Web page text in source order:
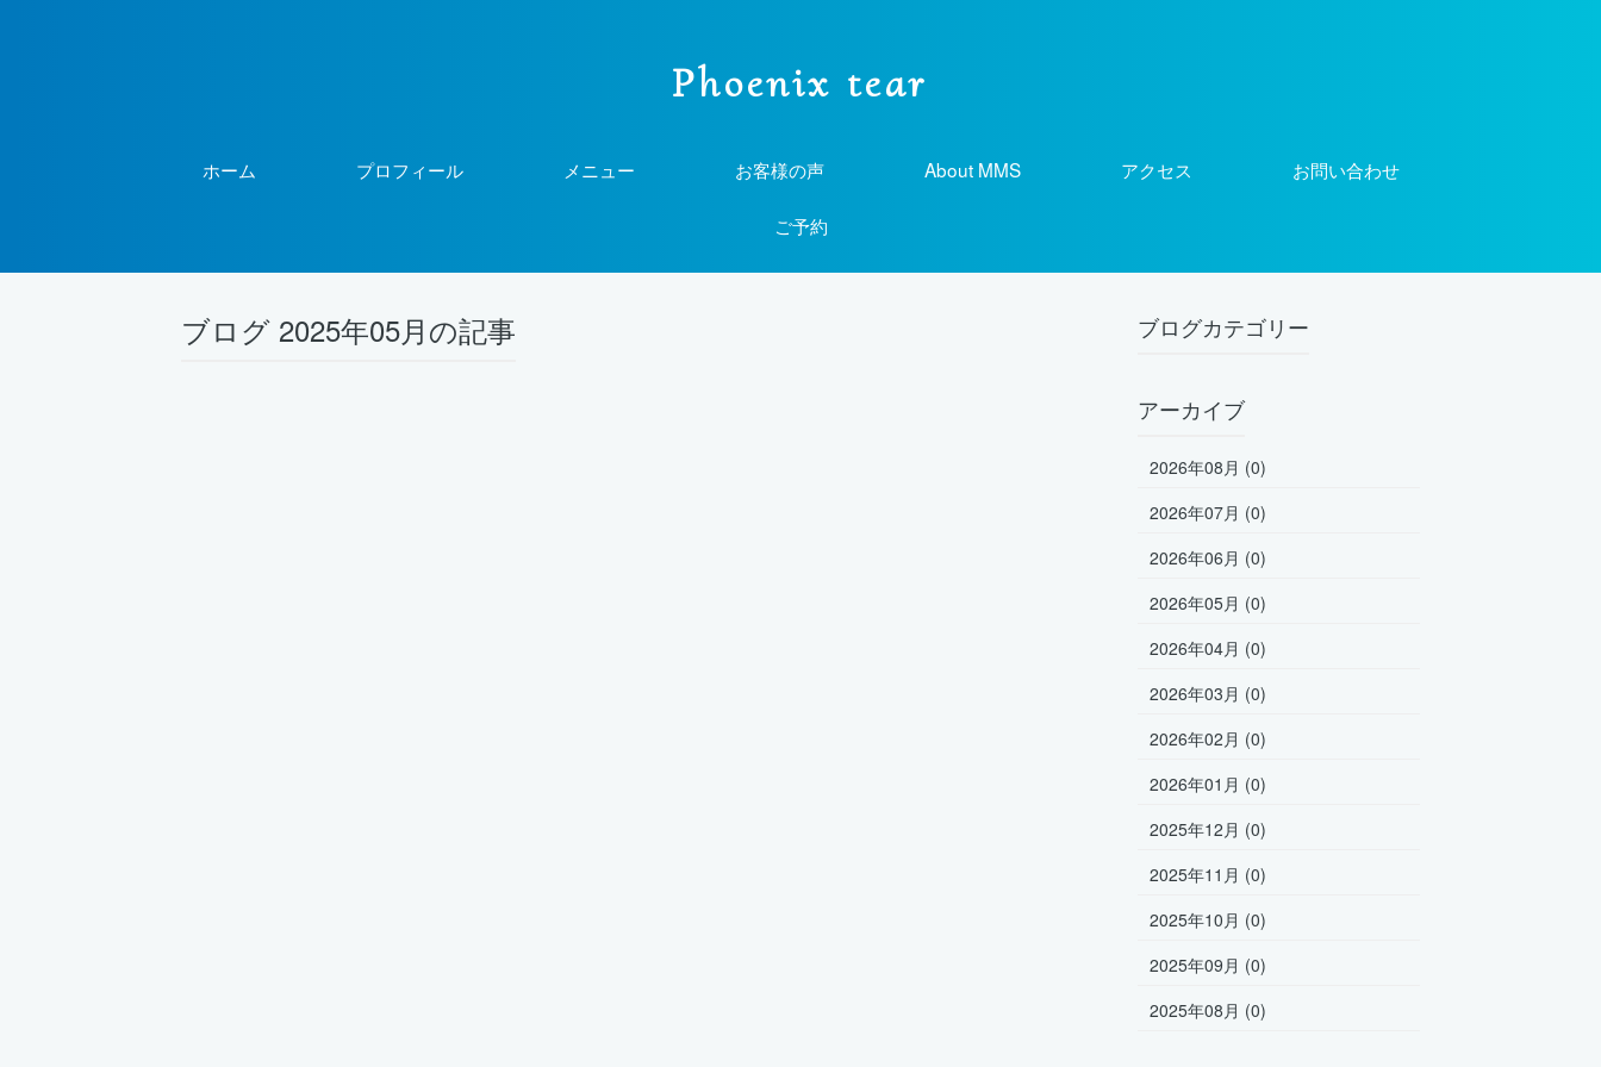
Phoenix tear
ホーム プロフィール メニュー お客様の声 About MMS アクセス お問い合わせ
ご予約
ブログ 2025年05月の記事 ブログカテゴリー
アーカイブ
2026年08月 (0)
2026年07月 (0)
2026年06月 (0)
2026年05月 (0)
2026年04月 (0)
2026年03月 (0)
2026年02月 (0)
2026年01月 (0)
2025年12月 (0)
2025年11月 (0)
2025年10月 (0)
2025年09月 (0)
2025年08月 (0)